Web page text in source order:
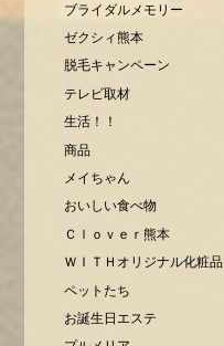
ブライダルメモリー
ゼクシィ熊本
脱毛キャンペーン
テレビ取材
生活！！
商品
メイちゃん
おいしい食べ物
Ｃｌｏｖｅｒ熊本
ＷＩＴＨオリジナル化粧品
ペットたち
お誕生日エステ